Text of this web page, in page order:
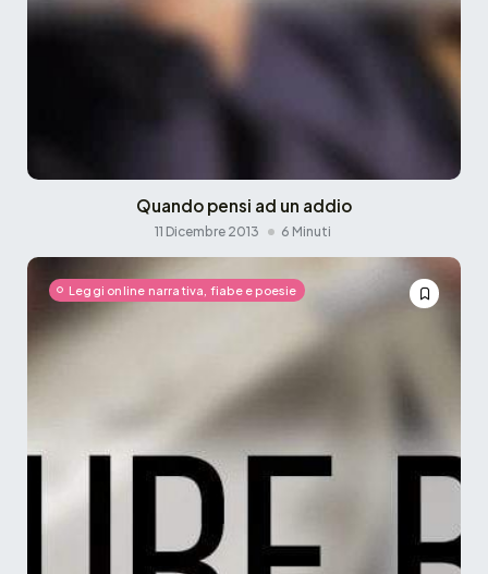
Quando pensi ad un addio
11 Dicembre 2013 6 Minuti
Leggi online narrativa, fiabe e poesie